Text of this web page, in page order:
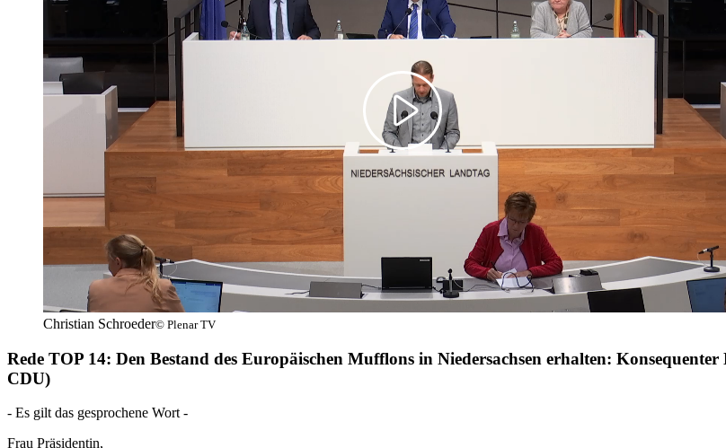
Christian Schroeder© Plenar TV
Rede TOP 14: Den Bestand des Europäischen Mufflons in Niedersachsen erhalten:
CDU)
- Es gilt das gesprochene Wort -
Frau Präsidentin,